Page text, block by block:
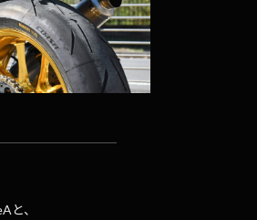
と、